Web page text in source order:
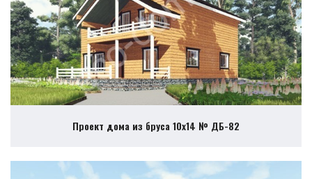
Проект дома из бруса 10х14 № ДБ-82